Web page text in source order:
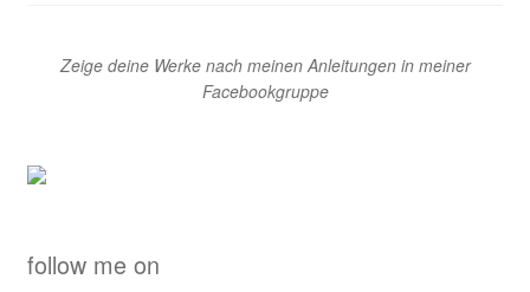
Zeige deine Werke nach meinen Anleitungen in meiner
Facebookgruppe
follow me on